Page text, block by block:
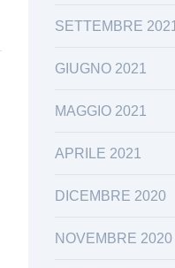
SETTEMBRE 2021
GIUGNO 2021
MAGGIO 2021
APRILE 2021
DICEMBRE 2020
NOVEMBRE 2020